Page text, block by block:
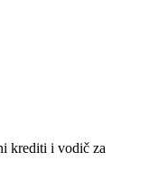
krediti i vodič za